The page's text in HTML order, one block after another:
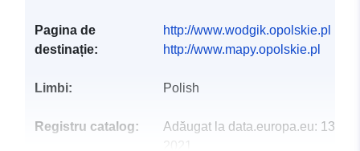
Pagina de
destinație:
http://www.wodgik.opolskie.pl
http://www.mapy.opolskie.pl
Limbi: Polish
Registru catalog: Adăugat la data.europa.eu: 13